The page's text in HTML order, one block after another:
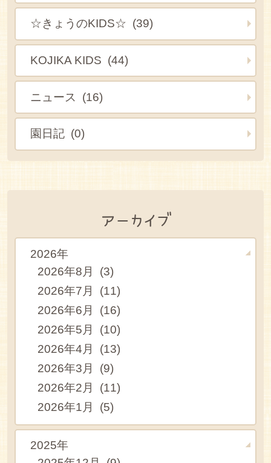
☆きょうのKIDS☆ (39)
KOJIKA KIDS (44)
ニュース (16)
園日記 (0)
アーカイブ
2026年
2026年8月 (3)
2026年7月 (11)
2026年6月 (16)
2026年5月 (10)
2026年4月 (13)
2026年3月 (9)
2026年2月 (11)
2026年1月 (5)
2025年